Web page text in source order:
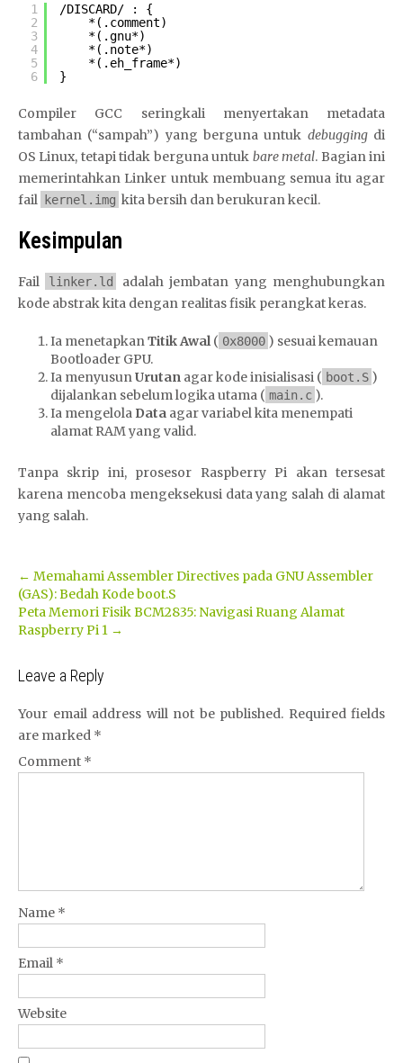
1
2
3
4
5
6
/DISCARD/
: {
*(.comment)
*(.gnu*)
*(.note*)
*(.eh_frame*)
}
Compiler GCC seringkali menyertakan metadata
tambahan (“sampah”) yang berguna untuk debuggingdi
OS Linux, tetapi tidak berguna untuk bare metal. Bagian ini
memerintahkan Linker untuk membuang semua itu agar
fail kernel.img kita bersih dan berukuran kecil.
Kesimpulan
Fail linker.ld
adalah jembatan yang menghubungkan
kode abstrak kita dengan realitas fisik perangkat keras.
Ia menetapkan Titik Awal ( 0x8000 ) sesuai kemauan
Bootloader GPU.
Ia menyusun Urutan agar kode inisialisasi ( boot.S )
dijalankan sebelum logika utama ( main.c ).
Ia mengelola Data agar variabel kita menempati
alamat RAM yang valid.
Tanpa skrip ini, prosesor Raspberry Pi akan tersesat
karena mencoba mengeksekusi data yang salah di alamat
yang salah.
Post
navigation
← Memahami Assembler Directives pada GNU Assembler
(GAS): Bedah Kode boot.S
Peta Memori Fisik BCM2835: Navigasi Ruang Alamat
Raspberry Pi 1 →
Leave a Reply
Your email address will not be published. Required fields
are marked *
Comment *
Name *
Email *
Website